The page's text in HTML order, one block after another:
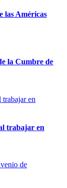
las Américas
la Cumbre de
trabajar en